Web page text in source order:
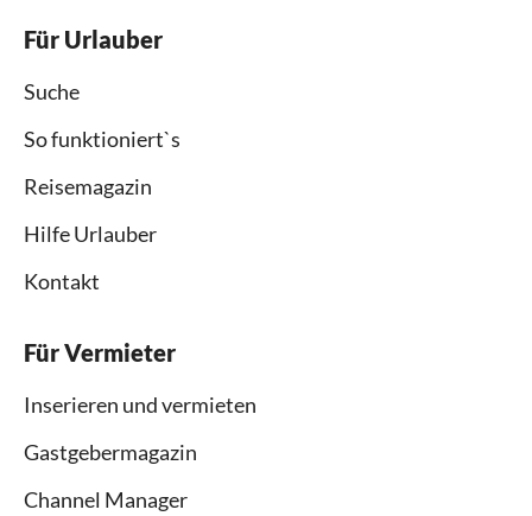
Für Urlauber
Suche
So funktioniert`s
Reisemagazin
Hilfe Urlauber
Kontakt
Für Vermieter
Inserieren und vermieten
Gastgebermagazin
Channel Manager